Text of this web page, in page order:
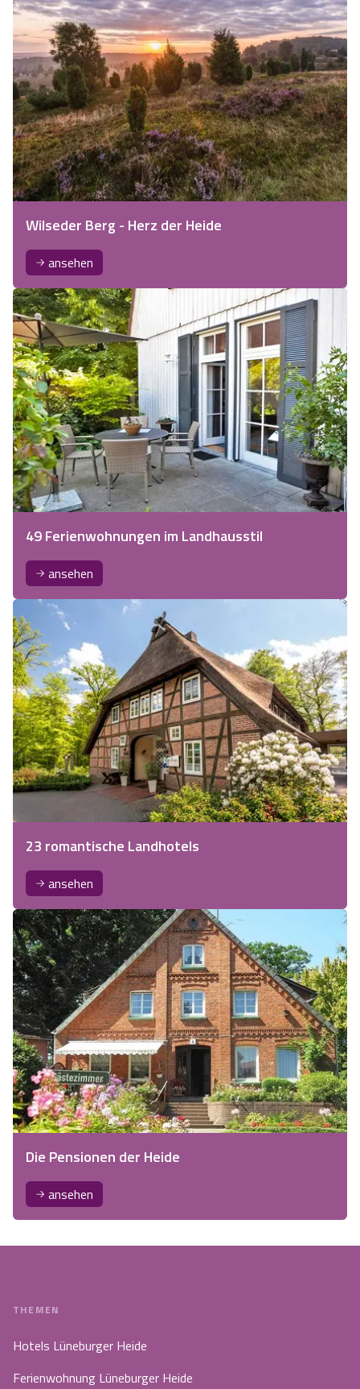
Wilseder Berg - Herz der Heide
ansehen
49 Ferienwohnungen im Landhausstil
ansehen
23 romantische Landhotels
ansehen
Die Pensionen der Heide
ansehen
THEMEN
Hotels Lüneburger Heide
Ferienwohnung Lüneburger Heide